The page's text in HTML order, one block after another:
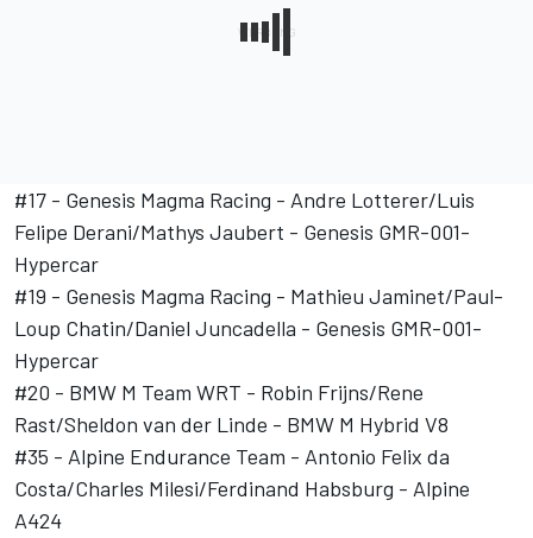
#17 - Genesis Magma Racing - Andre Lotterer/Luis
Felipe Derani/Mathys Jaubert - Genesis GMR-001-
Hypercar
#19 - Genesis Magma Racing - Mathieu Jaminet/Paul-
Loup Chatin/Daniel Juncadella - Genesis GMR-001-
Hypercar
#20 - BMW M Team WRT - Robin Frijns/Rene
Rast/Sheldon van der Linde - BMW M Hybrid V8
#35 - Alpine Endurance Team - Antonio Felix da
Costa/Charles Milesi/Ferdinand Habsburg - Alpine
A424